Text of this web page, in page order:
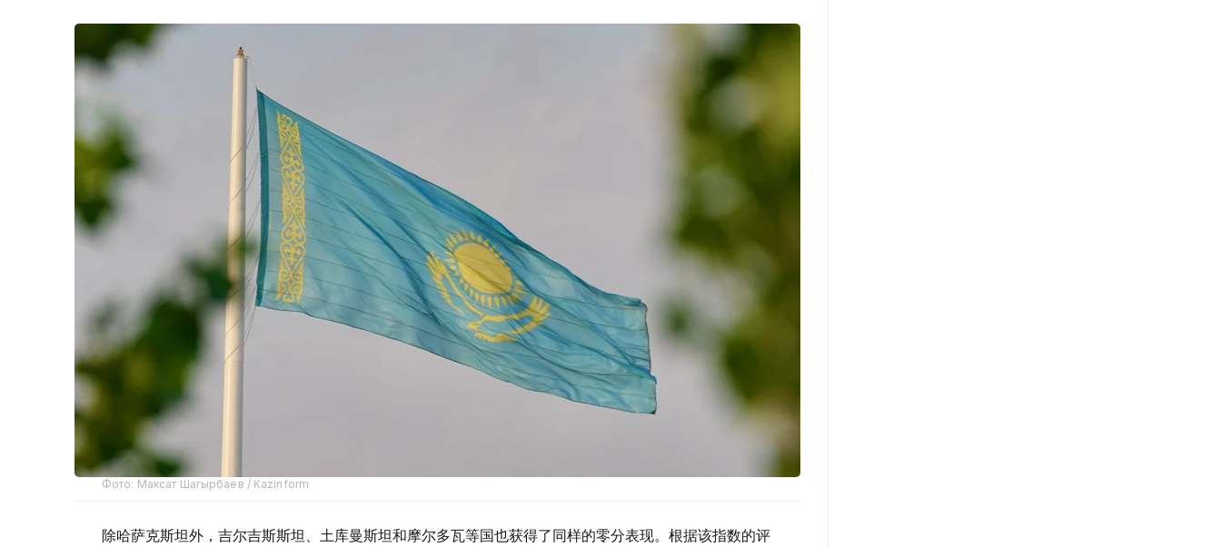
Фото: Максат Шагырбаев / Kazinform
除哈萨克斯坦外，吉尔吉斯斯坦、土库曼斯坦和摩尔多瓦等国也获得了同样的零分表现。根据该指数的评